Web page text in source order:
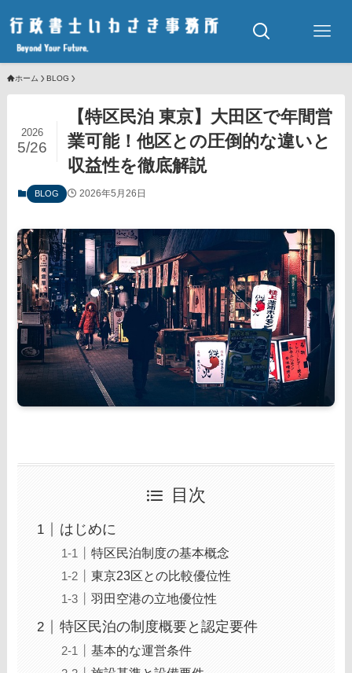
ホーム BLOG
【特区民泊 東京】大田区で年間営
業可能！他区との圧倒的な違いと
収益性を徹底解説
2026
5/26
BLOG 2026年5月26日
目次
はじめに
特区民泊制度の基本概念
東京23区との比較優位性
羽田空港の立地優位性
特区民泊の制度概要と認定要件
基本的な運営条件